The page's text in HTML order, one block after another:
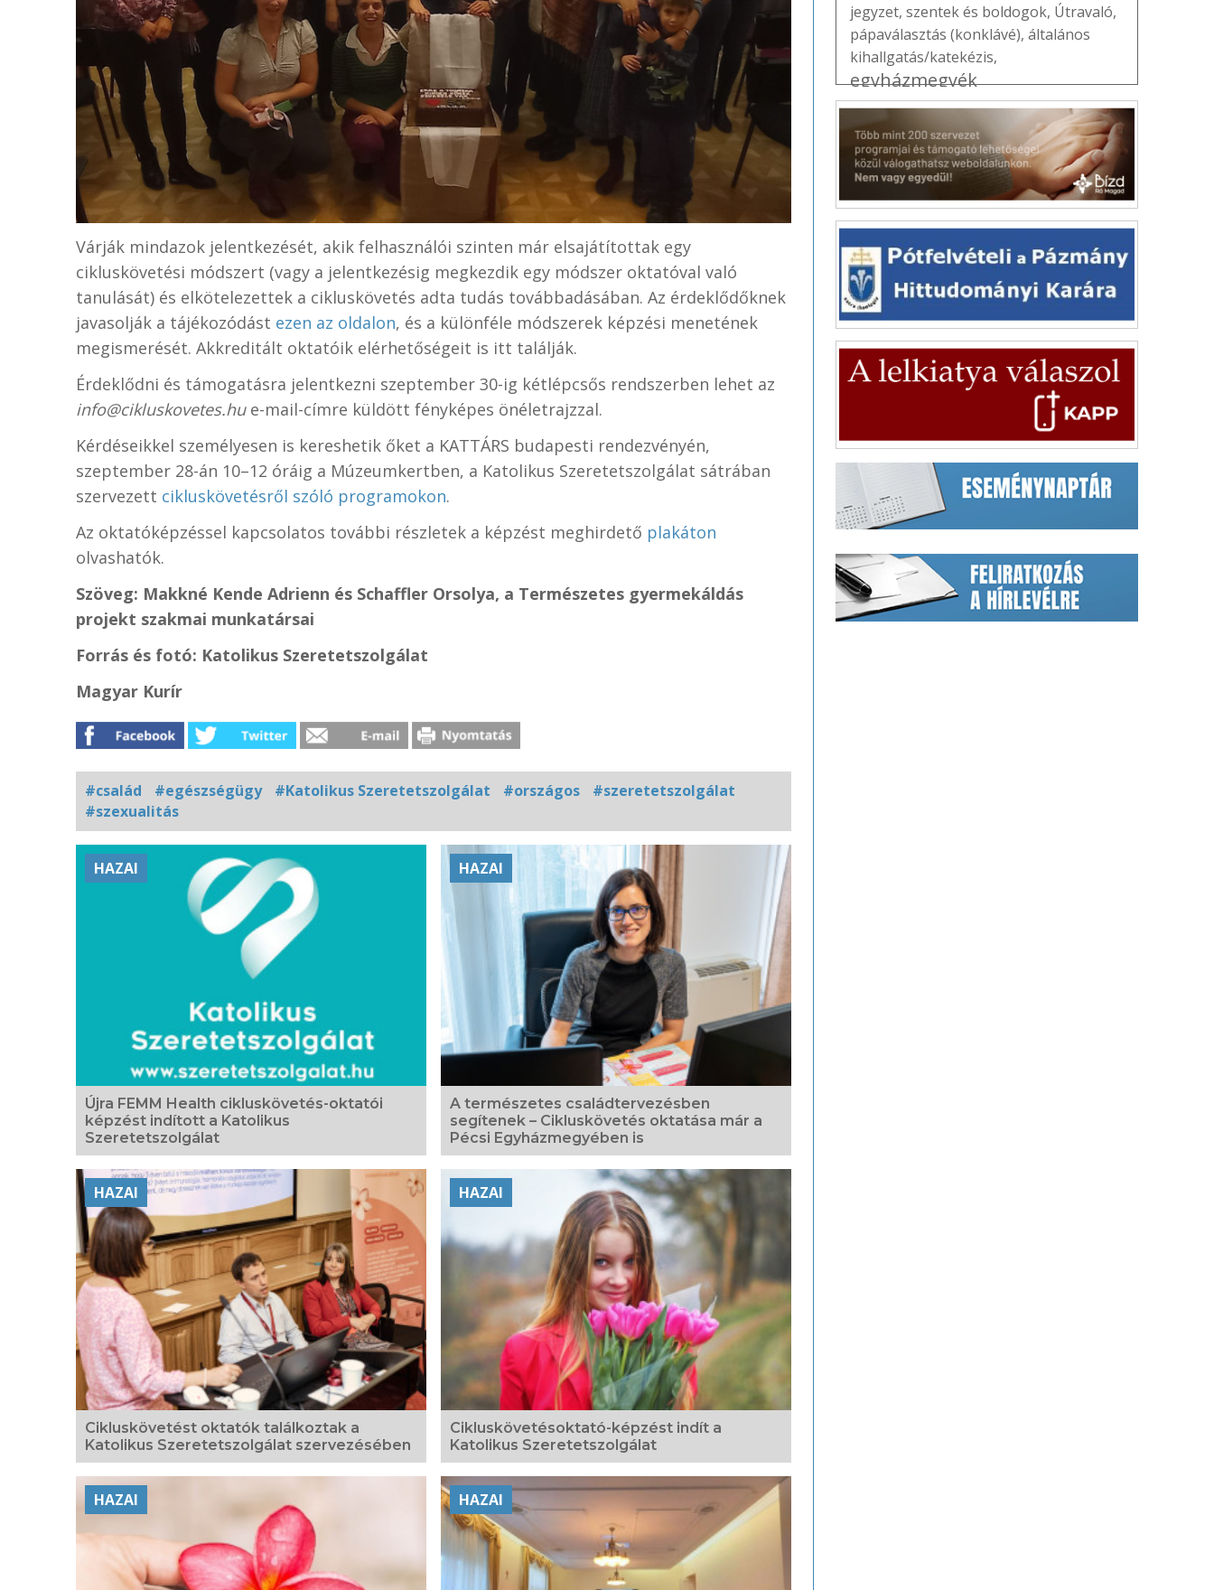
Várják mindazok jelentkezését, akik felhasználói szinten már elsajátítottak egy
cikluskövetési módszert (vagy a jelentkezésig megkezdik egy módszer oktatóval való
tanulását) és elkötelezettek a cikluskövetés adta tudás továbbadásában. Az érdeklődőknek
javasolják a tájékozódást ezen az oldalon, és a különféle módszerek képzési menetének
megismerését. Akkreditált oktatóik elérhetőségeit is itt találják.
Érdeklődni és támogatásra jelentkezni szeptember 30-ig kétlépcsős rendszerben lehet az
info@cikluskovetes.hue-mail-címre küldött fényképes önéletrajzzal.
Kérdéseikkel személyesen is kereshetik őket a KATTÁRS budapesti rendezvényén,
szeptember 28-án 10–12 óráig a Múzeumkertben, a Katolikus Szeretetszolgálat sátrában
szervezett cikluskövetésről szóló programokon.
Az oktatóképzéssel kapcsolatos további részletek a képzést meghirdető plakáton
olvashatók.
Szöveg: Makkné Kende Adrienn és Schaffler Orsolya, a Természetes gyermekáldás
projekt szakmai munkatársai
Forrás és fotó: Katolikus Szeretetszolgálat
Magyar Kurír
#család #egészségügy #Katolikus Szeretetszolgálat #országos
#szeretetszolgálat
#szexualitás
Kapcsolódó
fotógaléria
HAZAI
Újra FEMM Health cikluskövetés-oktatói
képzést indított a Katolikus
Szeretetszolgálat
HAZAI
A természetes családtervezésben
segítenek – Cikluskövetés oktatása már a
Pécsi Egyházmegyében is
HAZAI
Cikluskövetést oktatók találkoztak a
Katolikus Szeretetszolgálat szervezésében
HAZAI
Cikluskövetésoktató-képzést indít a
Katolikus Szeretetszolgálat
HAZAI HAZAI
jegyzet, szentek és boldogok, Útravaló,
pápaválasztás (konklávé), általános
kihallgatás/katekézis,
egyházmegyék